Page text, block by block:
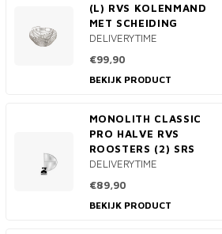
(L) RVS KOLENMAND
MET SCHEIDING
DELIVERYTIME
€99,90
BEKIJK PRODUCT
MONOLITH CLASSIC
PRO HALVE RVS
ROOSTERS (2) SRS
DELIVERYTIME
€89,90
BEKIJK PRODUCT